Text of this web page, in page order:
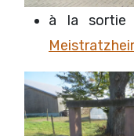
à la sortie